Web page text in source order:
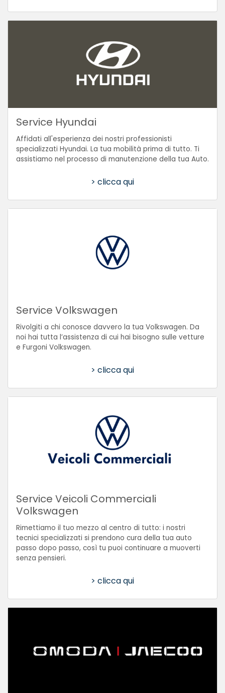
Service Hyundai
Affidati all'esperienza dei nostri professionisti
specializzati Hyundai. La tua mobilità prima di tutto. Ti
assistiamo nel processo di manutenzione della tua Auto.
> clicca qui
Service Volkswagen
Rivolgiti a chi conosce davvero la tua Volkswagen. Da
noi hai tutta l’assistenza di cui hai bisogno sulle vetture
e Furgoni Volkswagen.
> clicca qui
Service Veicoli Commerciali
Volkswagen
Rimettiamo il tuo mezzo al centro di tutto: i nostri
tecnici specializzati si prendono cura della tua auto
passo dopo passo, così tu puoi continuare a muoverti
senza pensieri.
> clicca qui